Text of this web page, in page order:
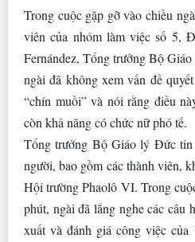
Trong cuộc gặp gỡ vào chiều
viên của nhóm làm việc số 5,
Fernández, Tổng trưởng Bộ
ngài đã không xem vấn đề
“chín muồi” và nói rằng điều
còn khả năng có chức nữ phó tế.
Tổng trưởng Bộ Giáo lý Đức tin
người, bao gồm các thành viên,
Hội trường Phaolô VI. Trong
phút, ngài đã lắng nghe các câu
xuất và đánh giá công việc của